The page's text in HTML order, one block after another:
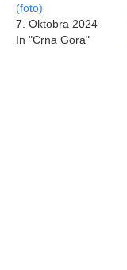
(foto)
7. Oktobra 2024
In "Crna Gora"